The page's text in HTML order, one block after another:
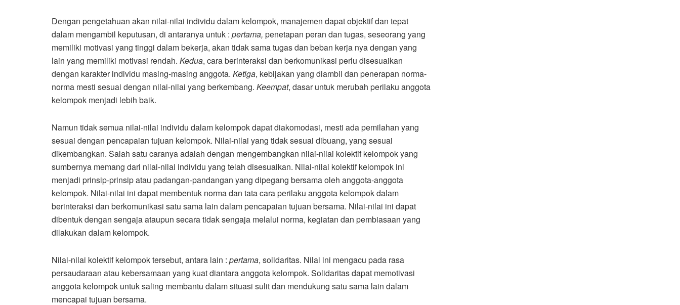
Dengan pengetahuan akan nilai-nilai individu dalam kelompok, manajemen dapat objektif dan tepat
dalam mengambil keputusan, di antaranya untuk : pertama, penetapan peran dan tugas, seseorang yang
memiliki motivasi yang tinggi dalam bekerja, akan tidak sama tugas dan beban kerja nya dengan yang
lain yang memiliki motivasi rendah. Kedua, cara berinteraksi dan berkomunikasi perlu disesuaikan
dengan karakter individu masing-masing anggota. Ketiga, kebijakan yang diambil dan penerapan norma-
norma mesti sesuai dengan nilai-nilai yang berkembang. Keempat, dasar untuk merubah perilaku anggota
kelompok menjadi lebih baik.
Namun tidak semua nilai-nilai individu dalam kelompok dapat diakomodasi, mesti ada pemilahan yang
sesuai dengan pencapaian tujuan kelompok. Nilai-nilai yang tidak sesuai dibuang, yang sesuai
dikembangkan. Salah satu caranya adalah dengan mengembangkan nilai-nilai kolektif kelompok yang
sumbernya memang dari nilai-nilai individu yang telah disesuaikan. Nilai-nilai kolektif kelompok ini
menjadi prinsip-prinsip atau padangan-pandangan yang dipegang bersama oleh anggota-anggota
kelompok. Nilai-nilai ini dapat membentuk norma dan tata cara perilaku anggota kelompok dalam
berinteraksi dan berkomunikasi satu sama lain dalam pencapaian tujuan bersama. Nilai-nilai ini dapat
dibentuk dengan sengaja ataupun secara tidak sengaja melalui norma, kegiatan dan pembiasaan yang
dilakukan dalam kelompok.
Nilai-nilai kolektif kelompok tersebut, antara lain : pertama, solidaritas. Nilai ini mengacu pada rasa
persaudaraan atau kebersamaan yang kuat diantara anggota kelompok. Solidaritas dapat memotivasi
anggota kelompok untuk saling membantu dalam situasi sulit dan mendukung satu sama lain dalam
mencapai tujuan bersama.